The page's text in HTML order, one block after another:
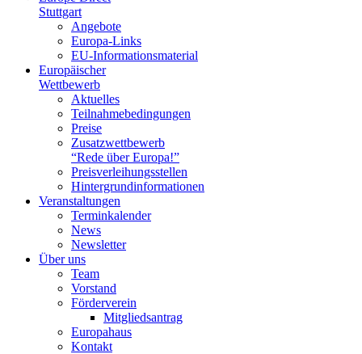
Stuttgart
Angebote
Europa-Links
EU-Informationsmaterial
Europäischer
Wettbewerb
Aktuelles
Teilnahme­bedingungen
Preise
Zusatzwettbewerb
“Rede über Europa!”
Preisverleihungsstellen
Hintergrundinformationen
Veranstaltungen
Terminkalender
News
Newsletter
Über uns
Team
Vorstand
Förderverein
Mitgliedsantrag
Europahaus
Kontakt